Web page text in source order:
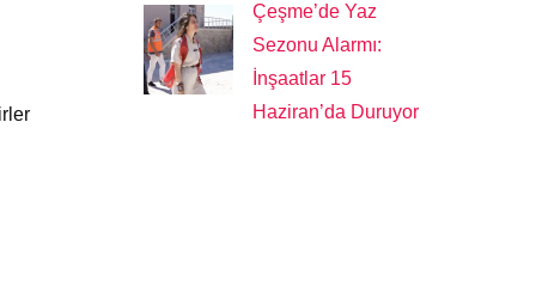
Çeşme’de Yaz
Sezonu Alarmı:
İnşaatlar 15
Haziran’da Duruyor